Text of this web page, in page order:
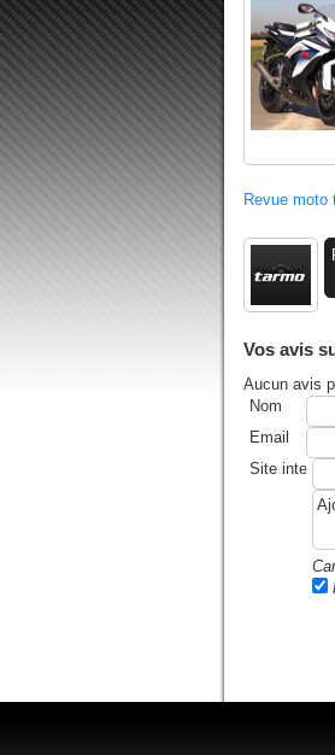
Revue moto
Vos avis
Aucun avis
Nom
Email
Site internet